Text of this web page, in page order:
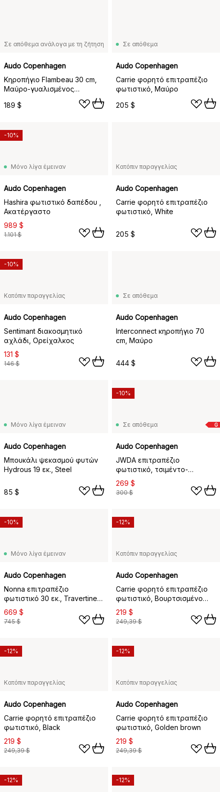
Σε απόθεμα ανάλογα με τη ζήτηση
Audo Copenhagen
Κηροπήγιο Flambeau 30 cm,
Μαύρο-γυαλισμένος
189 $
Σε απόθεμα
Audo Copenhagen
Carrie φορητό επιτραπέζιο
φωτιστικό, Μαύρο
205 $
Μόνο λίγα έμειναν
Audo Copenhagen
Hashira φωτιστικό δαπέδου ,
Ακατέργαστο
989 $
1.101 $
-10%
Κατόπιν παραγγελίας
Audo Copenhagen
Carrie φορητό επιτραπέζιο
φωτιστικό, White
205 $
Κατόπιν παραγγελίας
Audo Copenhagen
Sentimant διακοσμητικό
αχλάδι, Ορείχαλκος
131 $
146 $
-10%
Σε απόθεμα
Audo Copenhagen
Interconnect κηροπήγιο 70
cm, Μαύρο
444 $
Μόνο λίγα έμειναν
Audo Copenhagen
Μπουκάλι ψεκασμού φυτών
Hydrous 19 εκ., Steel
85 $
G
Σε απόθεμα
Audo Copenhagen
JWDA επιτραπέζιο
φωτιστικό, τσιμέντο-
ορείχαλκος, Small
269 $
300 $
-10%
Μόνο λίγα έμειναν
Audo Copenhagen
Nonna επιτραπέζιο
φωτιστικό 30 εκ., Travertine-
sand
669 $
745 $
-10%
Κατόπιν παραγγελίας
Audo Copenhagen
Carrie φορητό επιτραπέζιο
φωτιστικό, Βουρτσισμένο
αλουμίνιο
219 $
249,39 $
-12%
Κατόπιν παραγγελίας
Audo Copenhagen
Carrie φορητό επιτραπέζιο
φωτιστικό, Black
219 $
249,39 $
-12%
Κατόπιν παραγγελίας
Audo Copenhagen
Carrie φορητό επιτραπέζιο
φωτιστικό, Golden brown
219 $
249,39 $
-12%
-12% -12%